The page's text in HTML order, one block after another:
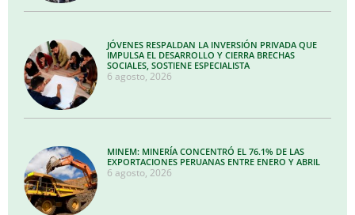
JÓVENES RESPALDAN LA INVERSIÓN PRIVADA QUE
IMPULSA EL DESARROLLO Y CIERRA BRECHAS
SOCIALES, SOSTIENE ESPECIALISTA
6 agosto, 2026
MINEM: MINERÍA CONCENTRÓ EL 76.1% DE LAS
EXPORTACIONES PERUANAS ENTRE ENERO Y ABRIL
6 agosto, 2026